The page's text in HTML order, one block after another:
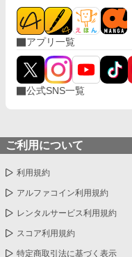
アプリ一覧
公式SNS一覧
ご利用について
利用規約
アルファコイン利用規約
レンタルサービス利用規約
スコア利用規約
特定商取引法に基づく表示